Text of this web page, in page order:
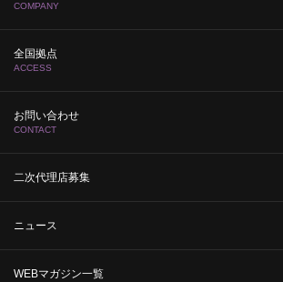
COMPANY
全国拠点
ACCESS
お問い合わせ
CONTACT
二次代理店募集
ニュース
WEBマガジン一覧